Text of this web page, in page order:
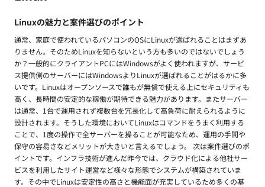
Linuxの魅力と案件選びのポイント
通常、家庭で使われているパソコンのOSにLinuxが選ばれることはまずあ
りません。そのためLinuxを知らないという方も多いのではないでしょう
か？一般的にクライアントPCにはWindowsがよく使われますが、サービ
ス提供側のサーバーにはWindowsよりLinuxが選ばれることがはるかに多
いです。Linuxはオープンソースで誰もが無償で使える上にセキュリティも
高く、長時間の安定的な稼働が期待できる魅力があります。またサーバー
は通常、1台で運用されず複数台を冗長化して高負荷に耐えられるように
設計されます。そうした環境においてLinuxはコマンドをうまく利用する
ことで、1度の操作で全サーバーを操ることが可能なため、運用の手間や
保守の容易さなどメリットが大きいと言えるでしょう。 次は案件選びのポ
イントです。インフラ技術が進んだ昨今では、クラウド化による他社サー
ビスを利用したサイト運営など様々な形態でシステムが構築されていま
す。その中でLinuxは安定性の高さと機能面が充実しているため多くの基